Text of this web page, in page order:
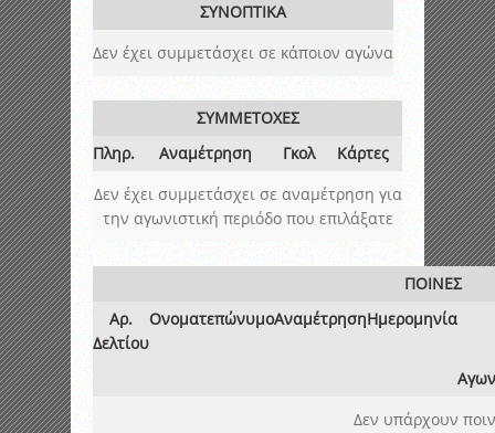
ΣΥΝΟΠΤΙΚΑ
Δεν έχει συμμετάσχει σε κάποιον αγώνα
ΣΥΜΜΕΤΟΧΕΣ
Πληρ.
Αναμέτρηση Γκολ
Κάρτες
Δεν έχει συμμετάσχει σε αναμέτρηση για
την αγωνιστική περιόδο που επιλάξατε
ΠΟΙΝΕΣ
Αρ.
Δελτίου
ΟνοματεπώνυμοΑναμέτρησηΗμερομηνία
Δεν υπάρχουν